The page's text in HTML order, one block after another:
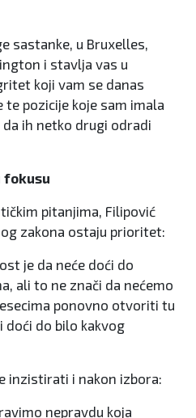
sastanke, u Bruxelles,
i stavlja vas u
koji vam se danas
te pozicije koje sam imala
ih netko drugi odradi
fokusu
pitanjima, Filipović
zakona ostaju prioritet:
je da neće doći do
ali to ne znači da nećemo
ponovno otvoriti tu
do bilo kakvog
inzistirati i nakon izbora:
nepravdu koja